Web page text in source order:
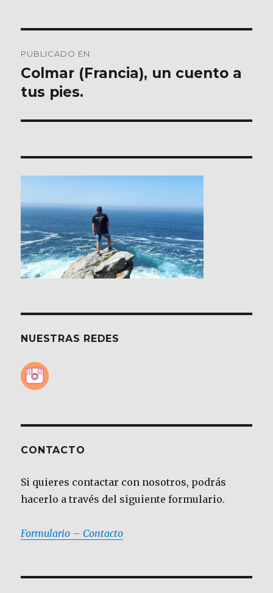
de
entradas
PUBLICADO EN
Colmar (Francia), un cuento a
tus pies.
NUESTRAS REDES
CONTACTO
Si quieres contactar con nosotros, podrás
hacerlo a través del siguiente formulario.
Formulario – Contacto